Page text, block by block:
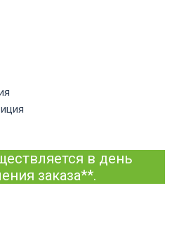
в день
заказа**.